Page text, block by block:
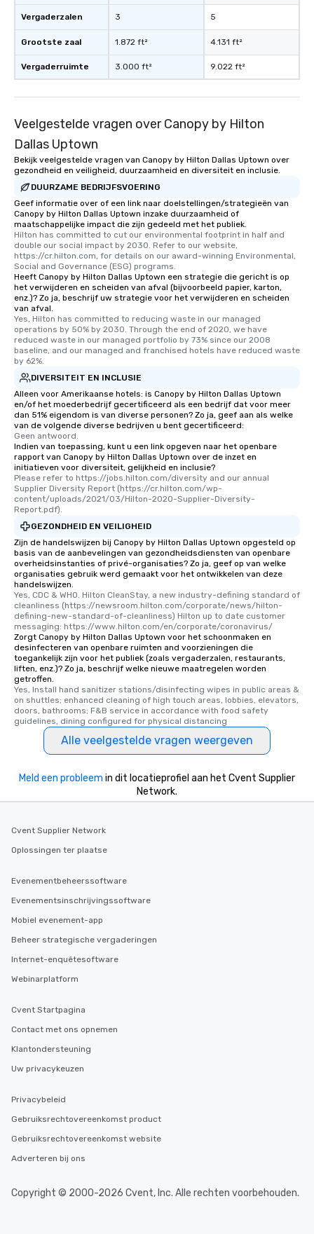
Vergaderzalen
Grootste zaal
Vergaderruimte
3
1.872 ft²
3.000 ft²
5
4.131 ft²
9.022 ft²
Veelgestelde vragen over Canopy by Hilton
Dallas Uptown
Bekijk veelgestelde vragen van Canopy by Hilton Dallas Uptown over
gezondheid en veiligheid, duurzaamheid en diversiteit en inclusie.
DUURZAME BEDRIJFSVOERING
Geef informatie over of een link naar doelstellingen/strategieën van
Canopy by Hilton Dallas Uptown inzake duurzaamheid of
maatschappelijke impact die zijn gedeeld met het publiek.
Hilton has committed to cut our environmental footprint in half and
double our social impact by 2030. Refer to our website,
https://cr.hilton.com, for details on our award-winning Environmental,
Social and Governance (ESG) programs.
Heeft Canopy by Hilton Dallas Uptown een strategie die gericht is op
het verwijderen en scheiden van afval (bijvoorbeeld papier, karton,
enz.)? Zo ja, beschrijf uw strategie voor het verwijderen en scheiden
van afval.
Yes, Hilton has committed to reducing waste in our managed
operations by 50% by 2030. Through the end of 2020, we have
reduced waste in our managed portfolio by 73% since our 2008
baseline, and our managed and franchised hotels have reduced waste
by 62%.
DIVERSITEIT EN INCLUSIE
Alleen voor Amerikaanse hotels: is Canopy by Hilton Dallas Uptown
en/of het moederbedrijf gecertificeerd als een bedrijf dat voor meer
dan 51% eigendom is van diverse personen? Zo ja, geef aan als welke
van de volgende diverse bedrijven u bent gecertificeerd:
Geen antwoord.
Indien van toepassing, kunt u een link opgeven naar het openbare
rapport van Canopy by Hilton Dallas Uptown over de inzet en
initiatieven voor diversiteit, gelijkheid en inclusie?
Please refer to https://jobs.hilton.com/diversity and our annual
Supplier Diversity Report (https://cr.hilton.com/wp-
content/uploads/2021/03/Hilton-2020-Supplier-Diversity-
Report.pdf).
GEZONDHEID EN VEILIGHEID
Zijn de handelswijzen bij Canopy by Hilton Dallas Uptown opgesteld op
basis van de aanbevelingen van gezondheidsdiensten van openbare
overheidsinstanties of privé-organisaties? Zo ja, geef op van welke
organisaties gebruik werd gemaakt voor het ontwikkelen van deze
handelswijzen.
Yes, CDC & WHO. Hilton CleanStay, a new industry-defining standard of
cleanliness (https://newsroom.hilton.com/corporate/news/hilton-
defining-new-standard-of-cleanliness) Hilton up to date customer
messaging: https://www.hilton.com/en/corporate/coronavirus/
Zorgt Canopy by Hilton Dallas Uptown voor het schoonmaken en
desinfecteren van openbare ruimten and voorzieningen die
toegankelijk zijn voor het publiek (zoals vergaderzalen, restaurants,
liften, enz.)? Zo ja, beschrijf welke nieuwe maatregelen worden
getroffen.
Yes, Install hand sanitizer stations/disinfecting wipes in public areas &
on shuttles; enhanced cleaning of high touch areas, lobbies, elevators,
doors, bathrooms; F&B service in accordance with food safety
guidelines, dining configured for physical distancing
Alle veelgestelde vragen weergeven
Meld een probleem in dit locatieprofiel aan het Cvent Supplier
Network.
Cvent Supplier Network
Oplossingen ter plaatse
Evenementbeheerssoftware
Evenementsinschrijvingssoftware
Mobiel evenement-app
Beheer strategische vergaderingen
Internet-enquêtesoftware
Webinarplatform
Cvent Startpagina
Contact met ons opnemen
Klantondersteuning
Uw privacykeuzen
Privacybeleid
Gebruiksrechtovereenkomst product
Gebruiksrechtovereenkomst website
Adverteren bij ons
Copyright © 2000-2026 Cvent, Inc. Alle rechten voorbehouden.